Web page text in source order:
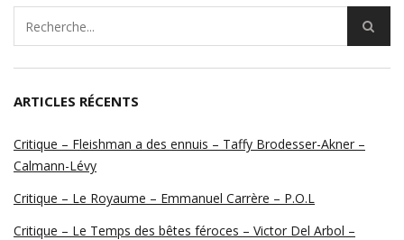
ARTICLES RÉCENTS
Critique – Fleishman a des ennuis – Taffy Brodesser-Akner –
Calmann-Lévy
Critique – Le Royaume – Emmanuel Carrère – P.O.L
Critique – Le Temps des bêtes féroces – Victor Del Arbol –